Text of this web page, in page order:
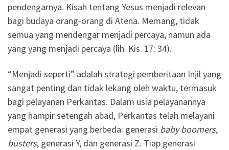
pendengarnya. Kisah tentang Yesus menjadi relevan
bagi budaya orang-orang di Atena. Memang, tidak
semua yang mendengar menjadi percaya, namun ada
yang yang menjadi percaya (lih. Kis. 17: 34).
“Menjadi seperti” adalah strategi pemberitaan Injil yang
sangat penting dan tidak lekang oleh waktu, termasuk
bagi pelayanan Perkantas. Dalam usia pelayanannya
yang hampir setengah abad, Perkantas telah melayani
empat generasi yang berbeda: generasi baby boomers,
busters, generasi Y, dan generasi Z. Tiap generasi